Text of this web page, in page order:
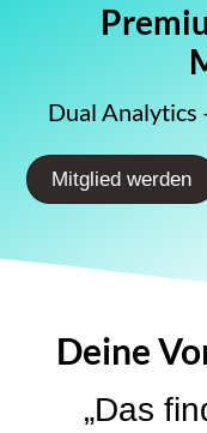
Dual Analytics
Mitglied werden
Deine
„Das